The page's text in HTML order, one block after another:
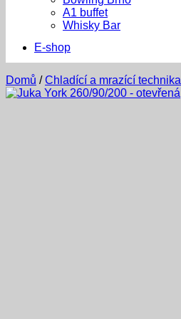
A1 buffet
Whisky Bar
E-shop
Domů / Chladící a mrazící technika